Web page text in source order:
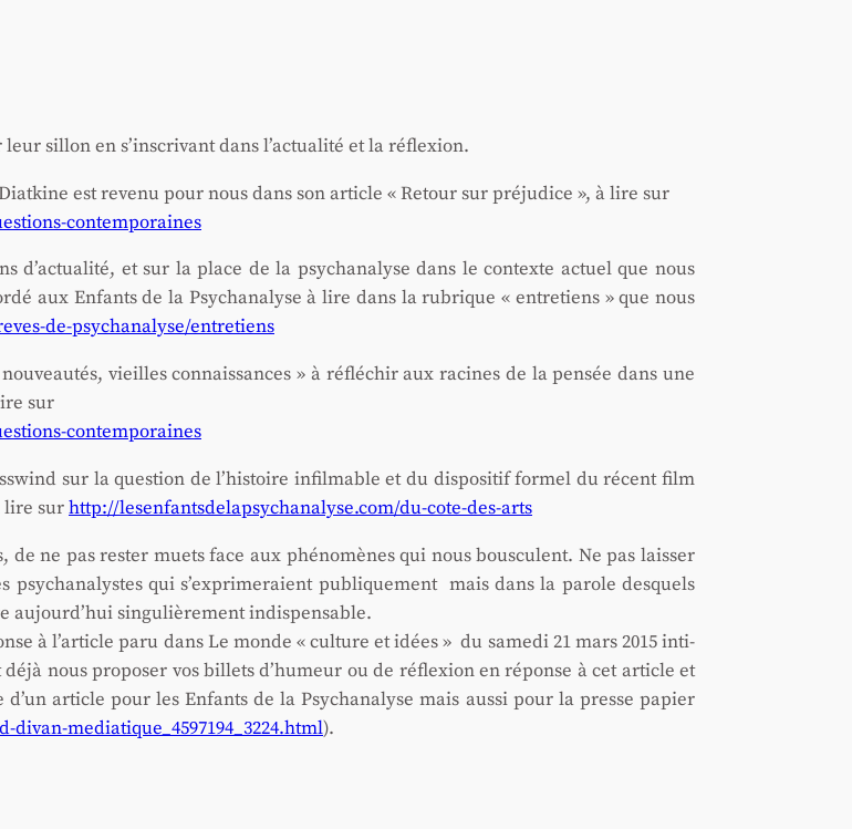
sillon en s’ins­cri­vant dans l’ac­tua­li­té et la réflexion.
est reve­nu pour nous dans son article « Retour sur pré­ju­dice », à lire sur
contemporaines
d’ac­tua­li­té, et sur la place de la psy­cha­na­lyse dans le contexte actuel que nous
aux Enfants de la Psy­cha­na­lyse à lire dans la rubrique « entre­tiens » que nous
de-psychanalyse/entretiens
vieilles connais­sances » à réflé­chir aux racines de la pen­sée dans une
sur
contemporaines
sur la ques­tion de l’his­toire infil­mable et du dis­po­si­tif for­mel du récent film
lire surhttp://lesenfantsdelapsychanalyse.com/du-cote-des-arts
de ne pas res­ter muets face aux phé­no­mènes qui nous bous­culent. Ne pas lais­ser
psy­cha­na­lystes qui s’ex­pri­me­raient publi­que­ment mais dans la parole des­quels
aujourd’­hui sin­gu­liè­re­ment indis­pen­sable.
à l’ar­ticle paru dans Le monde « culture et idées » du same­di 21 mars 2015 inti­
nous pro­po­ser vos billets d’hu­meur ou de réflexion en réponse à cet article et
article pour les Enfants de la Psy­cha­na­lyse mais aus­si pour la presse papier
mediatique_4597194_3224.html).